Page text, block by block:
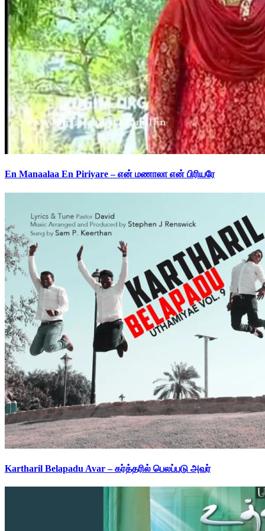
En Manaalaa En Piriyare – என் மணாலா என் பிரியரே
Kartharil Belapadu Avar – கர்த்தரில் பெலப்படு அவர்